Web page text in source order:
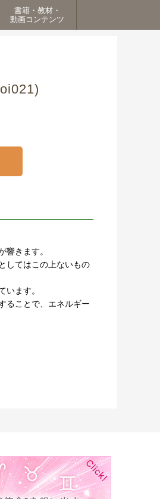
書籍・教材・
動画コンテンツ
響きます。
してはこの上ないもの
います。
ることで、エネルギー